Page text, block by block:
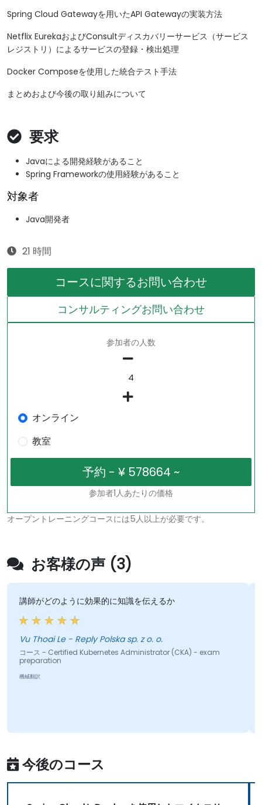
Spring Cloud Gatewayを用いたAPI Gatewayの実装方法
Netflix EurekaおよびConsultディスカバリーサービス（サービス
レジストリ）によるサービスの登録・検出処理
Docker Composeを使用した統合テスト手法
まとめおよび今後の取り組みについて
要求
Javaによる開発経験があること
Spring Frameworkの使用経験があること
対象者
Java開発者
21 時間
コースに関するお問い合わせ
コンサルティングお問い合わせ
参加者の人数
オンライン
教室
参加者1人あたりの価格
オープントレーニングコースには5人以上が必要です。
お客様の声 (3)
講師がどのように効果的に知識を伝えるか
Vu Thoai Le - Reply Polska sp. z o. o.
コース - Certified Kubernetes Administrator (CKA) - exam
preparation
機械翻訳
今後のコース